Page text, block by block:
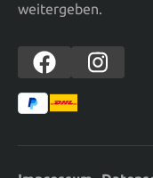
weitergeben.